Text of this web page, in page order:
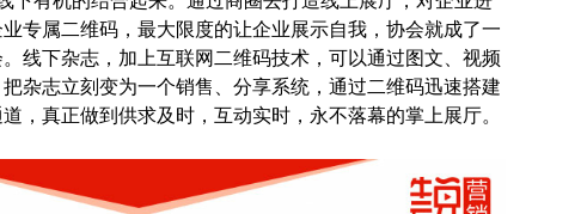
专属二维码，最大限度的让企业展示自我，协会就成了一
线下杂志，加上互联网二维码技术，可以通过图文、视频
杂志立刻变为一个销售、分享系统，通过二维码迅速搭建
，真正做到供求及时，互动实时，永不落幕的掌上展厅。